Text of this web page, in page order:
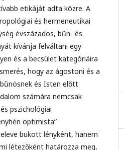
etikáját adta közre. A
és hermeneutikai
évszázados, bűn- és
kívánja felváltani egy
és a becsület kategóriáira
hogy az ágostoni és a
és Isten előtt
számára nemcsak
pszichológiai
optimista”
bukott lényként, hanem
létezőként határozza meg,